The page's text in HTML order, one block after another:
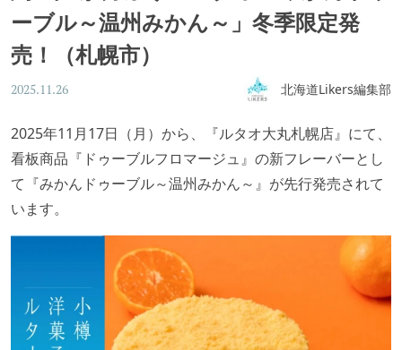
ーブル～温州みかん～」冬季限定発
売！（札幌市）
2025.11.26 北海道Likers編集部
2025年11月17日（月）から、『ルタオ大丸札幌店』にて、
看板商品『ドゥーブルフロマージュ』の新フレーバーとし
て『みかんドゥーブル～温州みかん～』が先行発売されて
います。